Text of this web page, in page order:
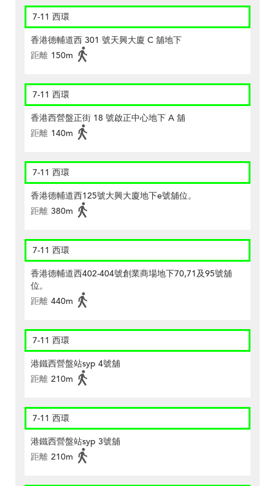
7-11 西環
香港德輔道西 301 號天興大廈 C 舖地下
距離 150m
7-11 西環
香港西營盤正街 18 號啟正中心地下 A 舖
距離 140m
7-11 西環
香港德輔道西125號大興大廈地下e號舖位。
距離 380m
7-11 西環
香港德輔道西402-404號創業商場地下70,71及95號舖
位。
距離 440m
7-11 西環
港鐵西營盤站syp 4號舖
距離 210m
7-11 西環
港鐵西營盤站syp 3號舖
距離 210m